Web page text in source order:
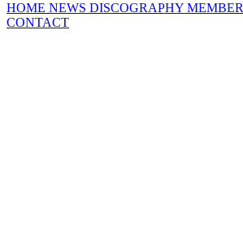
HOME NEWS DISCOGRAPHY MEMBER
CONTACT